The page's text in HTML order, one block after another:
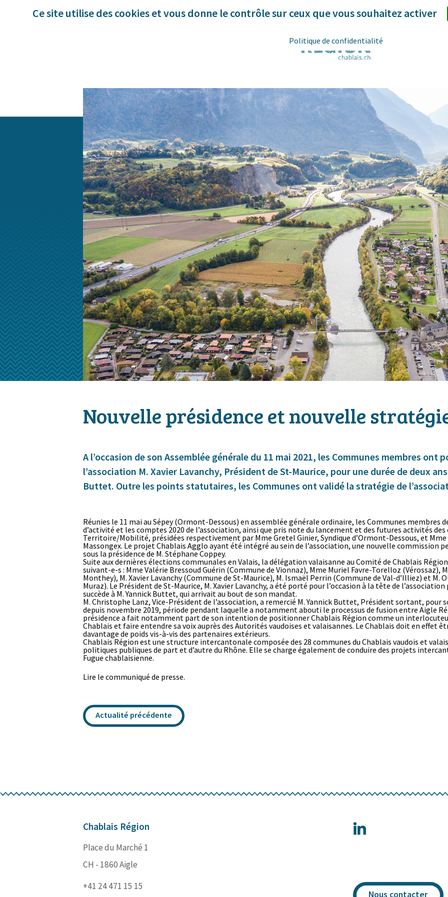
Nouvelle présidence et nouvelle
A l’occasion de son Assemblée générale du 11 mai 2021, les Communes membres ont
l’association M. Xavier Lavanchy, Président de St-Maurice, pour une durée de deux
Buttet. Outre les points statutaires, les Communes ont validé la stratégie de
Réunies le 11 mai au Sépey (Ormont-Dessous) en assemblée générale ordinaire, les Communes membres
d’activité et les comptes 2020 de l’association, ainsi que pris note du lancement et des futures activités
Territoire/Mobilité, présidées respectivement par Mme Gretel Ginier, Syndique d’Ormont-Dessous, et Mme
Massongex. Le projet Chablais Agglo ayant été intégré au sein de l’association, une nouvelle commission
sous la présidence de M. Stéphane Coppey.
Suite aux dernières élections communales en Valais, la délégation valaisanne au Comité de Chablais
suivant-e-s : Mme Valérie Bressoud Guérin (Commune de Vionnaz), Mme Muriel Favre-Torelloz (Vérossaz),
Monthey), M. Xavier Lavanchy (Commune de St-Maurice), M. Ismaël Perrin (Commune de Val-d’Illiez) et M.
Muraz). Le Président de St-Maurice, M. Xavier Lavanchy, a été porté pour l’occasion à la tête de l’association
succède à M. Yannick Buttet, qui arrivait au bout de son mandat.
M. Christophe Lanz, Vice-Président de l’association, a remercié M. Yannick Buttet, Président sortant, pour
depuis novembre 2019, période pendant laquelle a notamment abouti le processus de fusion entre Aigle
présidence a fait notamment part de son intention de positionner Chablais Région comme un
Chablais et faire entendre sa voix auprès des Autorités vaudoises et valaisannes. Le Chablais doit en effet
davantage de poids vis-à-vis des partenaires extérieurs.
Chablais Région est une structure intercantonale composée des 28 communes du Chablais vaudois et
politiques publiques de part et d’autre du Rhône. Elle se charge également de conduire des projets
Fugue chablaisienne.
Lire le communiqué de presse.
Actualité précédente
Chablais Région
Place du Marché 1
CH - 1860 Aigle
+41 24 471 15 15
Nous contacter
Ce site utilise des cookies et vous donne le contrôle sur ceux que vous souhaitez activer
Politique de confidentialité